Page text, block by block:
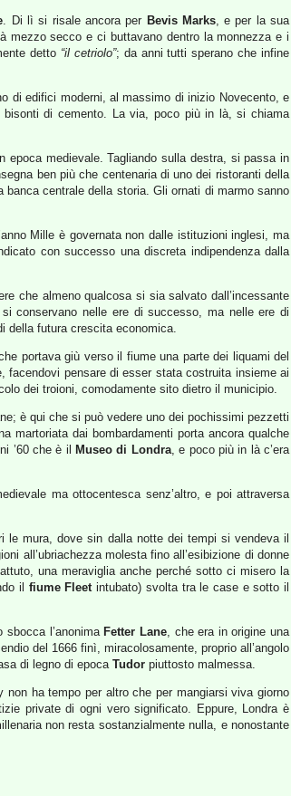
. Di lì si risale ancora per Bevis Marks, e per la sua
mezzo secco e ci buttavano dentro la monnezza e i
detto “il cetriolo”; da anni tutti sperano che infine
di edifici moderni, al massimo di inizio Novecento, e
di cemento. La via, poco più in là, si chiama
epoca medievale. Tagliando sulla destra, si passa in
ben più che centenaria di uno dei ristoranti della
banca centrale della storia. Gli ornati di marmo sanno
Mille è governata non dalle istituzioni inglesi, ma
con successo una discreta indipendenza dalla
che almeno qualcosa si sia salvato dall’incessante
conservano nelle ere di successo, ma nelle ere di
della futura crescita economica.
portava giù verso il fiume una parte dei liquami del
facendovi pensare di esser stata costruita insieme ai
dei troioni, comodamente sito dietro il municipio.
è qui che si può vedere uno dei pochissimi pezzetti
martoriata dai bombardamenti porta ancora qualche
’60 che è il Museo di Londra, e poco più in là c’era
ma ottocentesca senz’altro, e poi attraversa
le mura, dove sin dalla notte dei tempi si vendeva il
all’ubriachezza molesta fino all’esibizione di donne
una meraviglia anche perché sotto ci misero la
il fiume Fleetintubato) svolta tra le case e sotto il
sbocca l’anonima Fetter Lane, che era in origine una
del 1666 finì, miracolosamente, proprio all’angolo
di legno di epocaTudor piuttosto malmessa.
ha tempo per altro che per mangiarsi viva giorno
private di ogni vero significato. Eppure, Londra è
non resta sostanzialmente nulla, e nonostante